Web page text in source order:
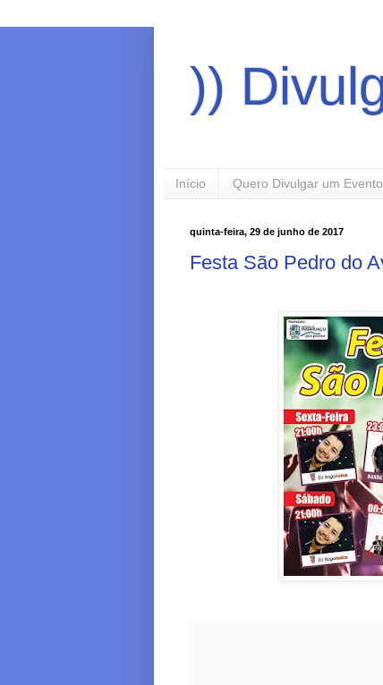
))
Início Quero Divulgar um Evento
quinta-feira, 29 de junho de 2017
Festa São Pedro do